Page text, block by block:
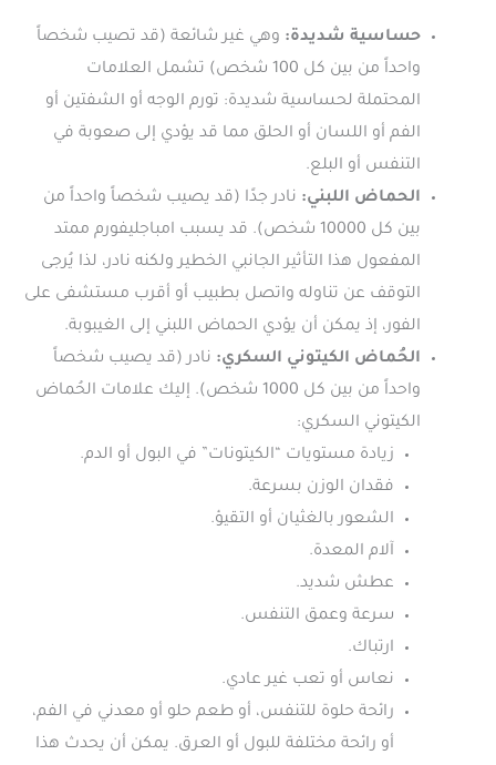
حساسية شديدة: وهي غير شائعة (قد تصيب شخصاً
واحداً من بين كل 100 شخص) تشمل العلامات
المحتملة لحساسية شديدة: تورم الوجه أو الشفتين أو
الفم أو اللسان أو الحلق مما قد يؤدي إلى صعوبة في
التنفس أو البلع.
الحماض اللبني: نادر جدًا (قد يصيب شخصاً واحداً من
بين كل 10000 شخص). قد يسبب امباجليفورم ممتد
المفعول هذا التأثير الجانبي الخطير ولكنه نادر، لذا يُرجى
التوقف عن تناوله واتصل بطبيب أو أقرب مستشفى على
الفور، إذ يمكن أن يؤدي الحماض اللبني إلى الغيبوبة.
الحُماض الكيتوني السكري: نادر (قد يصيب شخصاً
واحداً من بين كل 1000 شخص). إليك علامات الحُماض
الكيتوني السكري:
زيادة مستويات “الكيتونات” في البول أو الدم.
فقدان الوزن بسرعة.
الشعور بالغثيان أو التقيؤ.
آلام المعدة.
عطش شديد.
سرعة وعمق التنفس.
ارتباك.
نعاس أو تعب غير عادي.
رائحة حلوة للتنفس، أو طعم حلو أو معدني في الفم،
أو رائحة مختلفة للبول أو العرق. يمكن أن يحدث هذا